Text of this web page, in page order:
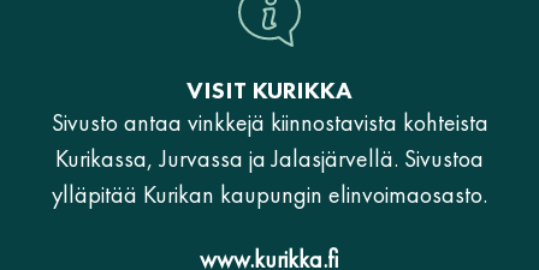
VISIT KURIKKA
Sivusto antaa vinkkejä kiinnostavista kohteista
Kurikassa, Jurvassa ja Jalasjärvellä. Sivustoa
ylläpitää Kurikan kaupungin elinvoimaosasto.
www.kurikka.fi